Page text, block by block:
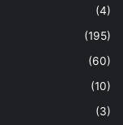
(4)
(195)
(60)
(10)
(3)